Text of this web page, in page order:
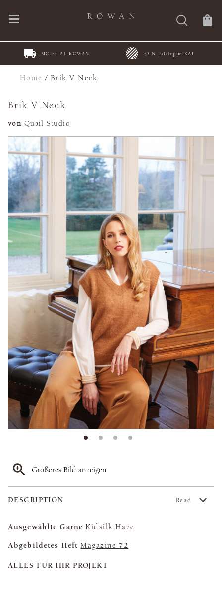
MODE AT ROWAN JOIN Juleteppe KAL
Home /Brik V Neck
Brik V Neck
von Quail Studio
Größeres Bild anzeigen
DESCRIPTION Read
Ausgewählte Garne Kidsilk Haze
Abgebildetes Heft Magazine 72
ALLES FÜR IHR PROJEKT